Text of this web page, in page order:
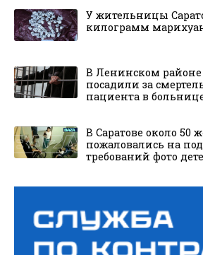
У жительницы
килограмм
В Ленинском районе
посадили за
пациента в
В Саратове около 50
пожаловались на
требований фото